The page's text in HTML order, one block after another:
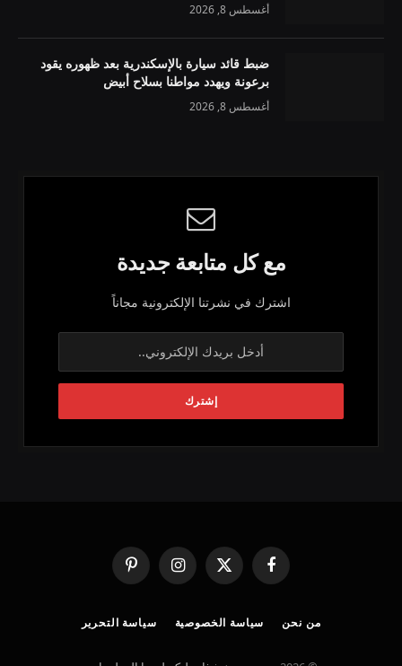
أغسطس 8, 2026
ضبط قائد سيارة بالإسكندرية بعد ظهوره يقود
برعونة ويهدد مواطنا بسلاح أبيض
أغسطس 8, 2026
مع كل متابعة جديدة
اشترك في نشرتنا الإلكترونية مجاناً
فيسبوك
X
(Twitter)
الانستغرامبينتيريست
من نحن سياسة الخصوصية سياسة التحرير